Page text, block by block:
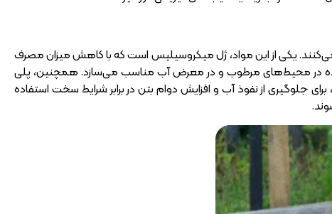
یکی از این مواد، ژل میکروسیلیس است که با کاهش میزان مصرف
در محیط‌های مرطوب و در معرض آب مناسب می‌سازد. همچنین، پلی
جلوگیری از نفوذ آب و افزایش دوام بتن در برابر شرایط سخت استفاده